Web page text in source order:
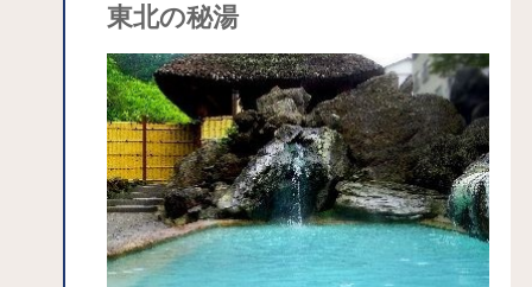
リ、浄土平など、数々のスポットがあ
ります。 詳しくは、下記の公式サイ
トをご覧ください。
を眺めることができる憩いの場所とな
っています。そして、推定樹齢260年を
超える見事なケヤキ、ハクモクレンな
どの花木があり、訪れる人の目を楽し
ませてくれます。夜間は間接照明が日
中とは違った雰囲気を演出していま
す。
東北の秘湯